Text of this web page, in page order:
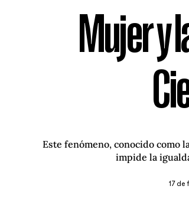
Mujer y
Este fenómeno, conocido como
impide la
17 de